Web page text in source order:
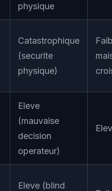
physique
Catastrophique
(securite
physique)
Eleve
(mauvaise
decision
operateur)
Eleve (blind